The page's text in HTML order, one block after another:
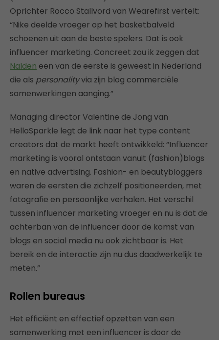
Oprichter Rocco Stallvord van Wearefirst vertelt:
“Nike deelde vroeger op het basketbalveld
schoenen uit aan de beste spelers. Dat is ook
influencer marketing. Concreet zou ik zeggen dat
Nalden een van de eerste is geweest in Nederland
die als personalityvia zijn blog commerciële
samenwerkingen aanging.”
Managing director Valentine de Jong van
HelloSparkle legt de link naar het type content
creators dat de markt heeft ontwikkeld: “Influencer
marketing is vooral ontstaan vanuit (fashion)blogs
en native advertising. Fashion- en beautybloggers
waren de eersten die zichzelf positioneerden, met
fotografie en persoonlijke verhalen. Het verschil
tussen influencer marketing vroeger en nu is dat de
achterban van de influencer door de komst van
blogs en social media nu ook zichtbaar is. Het
bereik en de interactie zijn nu dus daadwerkelijk te
meten.”
Rollen bureaus
Het efficiënt en effectief opzetten van een
samenwerking met een influencer is door de